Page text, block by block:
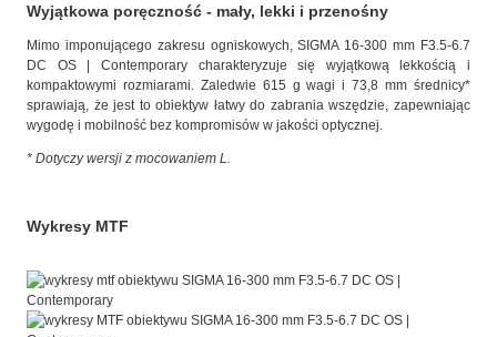
Wyjątkowa poręczność - mały, lekki i przenośny
Mimo imponującego zakresu ogniskowych, SIGMA 16-300 mm F3.5-6.7
DC OS | Contemporary charakteryzuje się wyjątkową lekkością i
kompaktowymi rozmiarami. Zaledwie 615 g wagi i 73,8 mm średnicy*
sprawiają, że jest to obiektyw łatwy do zabrania wszędzie, zapewniając
wygodę i mobilność bez kompromisów w jakości optycznej.
* Dotyczy wersji z mocowaniem L.
Wykresy MTF